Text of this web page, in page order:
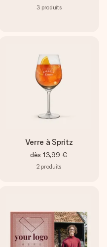
3 produits
Verre à Spritz
dès 13,99 €
2 produits